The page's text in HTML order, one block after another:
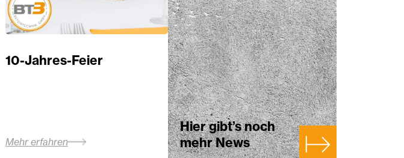
10-Jahres-Feier
Mehr erfahren
Hier gibt’s noch
mehr News